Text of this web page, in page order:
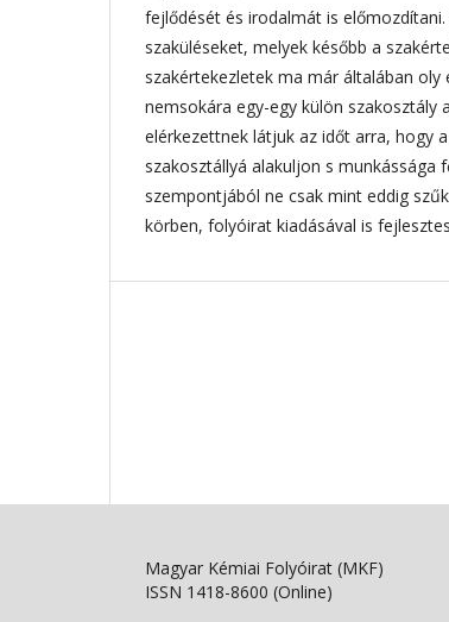
fejlődését és irodalmát is
szaküléseket, melyek később a
szakértekezletek ma már általában
nemsokára egy-egy külön szakosztály
elérkezettnek látjuk az időt arra, hogy
szakosztállyá alakuljon s munkássága
szempontjából ne csak mint eddig
körben, folyóirat kiadásával is
Magyar Kémiai Folyóirat (MKF)
ISSN 1418-8600 (Online)